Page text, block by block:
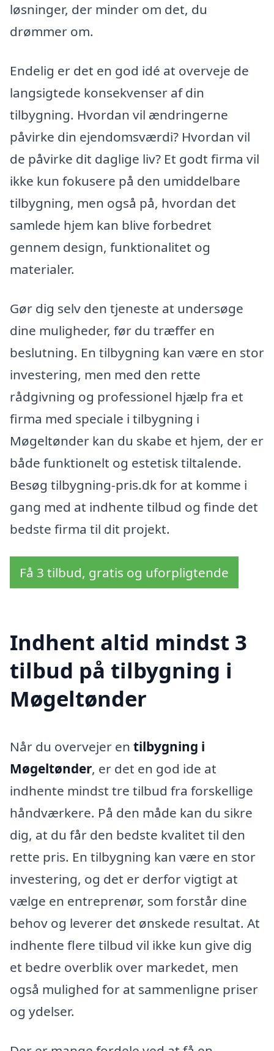
løsninger, der minder om det, du
drømmer om.
Endelig er det en god idé at overveje de
langsigtede konsekvenser af din
tilbygning. Hvordan vil ændringerne
påvirke din ejendomsværdi? Hvordan vil
de påvirke dit daglige liv? Et godt firma vil
ikke kun fokusere på den umiddelbare
tilbygning, men også på, hvordan det
samlede hjem kan blive forbedret
gennem design, funktionalitet og
materialer.
Gør dig selv den tjeneste at undersøge
dine muligheder, før du træffer en
beslutning. En tilbygning kan være en stor
investering, men med den rette
rådgivning og professionel hjælp fra et
firma med speciale i tilbygning i
Møgeltønder kan du skabe et hjem, der er
både funktionelt og estetisk tiltalende.
Besøg tilbygning-pris.dk for at komme i
gang med at indhente tilbud og finde det
bedste firma til dit projekt.
Få 3 tilbud, gratis og uforpligtende
Indhent altid mindst 3
tilbud på tilbygning i
Møgeltønder
Når du overvejer en tilbygning i
Møgeltønder, er det en god ide at
indhente mindst tre tilbud fra forskellige
håndværkere. På den måde kan du sikre
dig, at du får den bedste kvalitet til den
rette pris. En tilbygning kan være en stor
investering, og det er derfor vigtigt at
vælge en entreprenør, som forstår dine
behov og leverer det ønskede resultat. At
indhente flere tilbud vil ikke kun give dig
et bedre overblik over markedet, men
også mulighed for at sammenligne priser
og ydelser.